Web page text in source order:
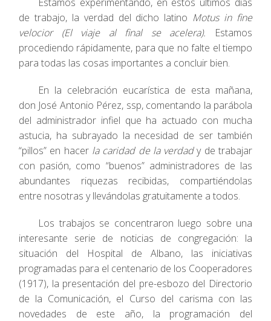
de trabajo, la verdad del dicho latino Motus in fine
velocior (El viaje al final se acelera). Estamos
procediendo rápidamente, para que no falte el tiempo
para todas las cosas importantes a concluir bien.
En la celebración eucarística de esta mañana,
don José Antonio Pérez, ssp, comentando la parábola
del administrador infiel que ha actuado con mucha
astucia, ha subrayado la necesidad de ser también
“pillos” en hacer la caridad de la verdady de trabajar
con pasión, como “buenos” administradores de las
abundantes riquezas recibidas, compartiéndolas
entre nosotras y llevándolas gratuitamente a todos.
Los trabajos se concentraron luego sobre una
interesante serie de noticias de congregación: la
situación del Hospital de Albano, las iniciativas
programadas para el centenario de los Cooperadores
(1917), la presentación del pre-esbozo del Directorio
de la Comunicación, el Curso del carisma con las
novedades de este año, la programación del